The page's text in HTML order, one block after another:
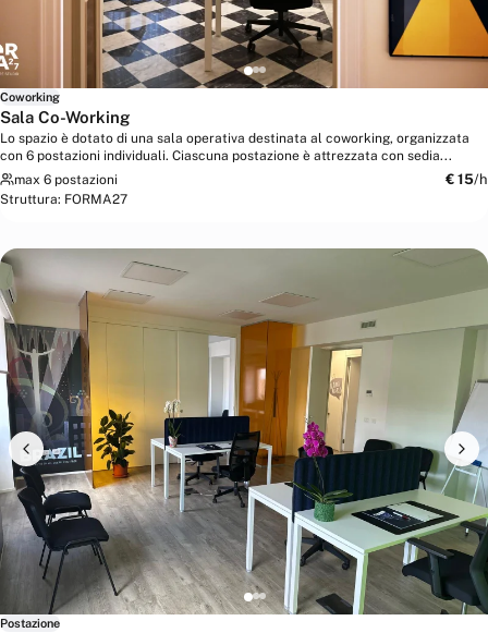
Coworking
Sala Co-Working
Lo spazio è dotato di una sala operativa destinata al coworking, organizzata
con 6 postazioni individuali. Ciascuna postazione è attrezzata con sedia...
max 6 postazioni
€ 15/h
Struttura: FORMA27
Postazione